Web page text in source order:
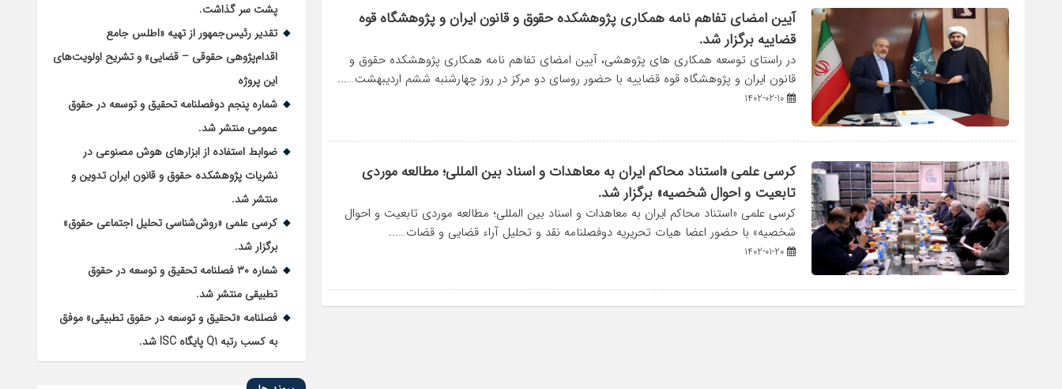
آیین امضای تفاهم نامه همکاری پژوهشکده حقوق و قانون ایران و پژوهشگاه قوه
قضاییه برگزار شد.
در راستای توسعه همکاری های پژوهشی، آیین امضای تفاهم نامه همکاری پژوهشکده حقوق و
قانون ایران و پژوهشگاه قوه قضاییه با حضور روسای دو مرکز در روز چهارشنبه ششم اردیبهشت…...
کرسی علمی «استناد محاکم ایران به معاهدات و اسناد بین المللی؛ مطالعه موردی
تابعیت و احوال شخصیه» برگزار شد.
کرسی علمی «استناد محاکم ایران به معاهدات و اسناد بین المللی؛ مطالعه موردی تابعیت و احوال
شخصیه» با حضور اعضا هیات تحریریه دوفصلنامه نقد و تحلیل آراء قضایی و قضات…...
پشت سر گذاشت.
تقدیر رئیس‌جمهور از تهیه «اطلس جامع
اقدام‌پژوهی حقوقی – قضایی» و تشریح اولویت‌های
این پروژه
شماره پنجم دوفصلنامه تحقیق و توسعه در حقوق
عمومی منتشر شد.
ضوابط استفاده از ابزارهای هوش مصنوعی در
نشریات پژوهشکده حقوق و قانون ایران تدوین و
منتشر شد.
کرسی علمی «روش‌شناسی تحلیل اجتماعی حقوق»
برگزار شد.
شماره ۳۰ فصلنامه تحقیق و توسعه در حقوق
تطبیقی منتشر شد.
فصلنامه «تحقیق و توسعه در حقوق تطبیقی» موفق
به کسب رتبه Q1 پایگاه ISC شد.